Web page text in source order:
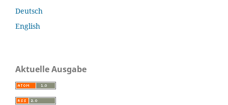
Deutsch
English
Aktuelle Ausgabe